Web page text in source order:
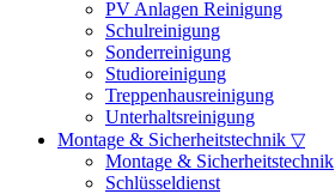
PV Anlagen Reinigung
Schulreinigung
Sonderreinigung
Studioreinigung
Treppenhausreinigung
Unterhaltsreinigung
Montage & Sicherheitstechnik ▽
Montage & Sicherheitstechnik
Schlüsseldienst